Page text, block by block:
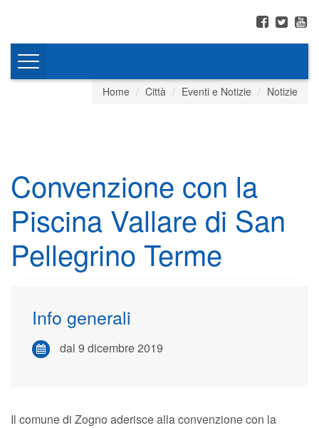
Toggle
Home
Città Eventi e Notizie Notizie
Convenzione con la
Piscina Vallare di San
Pellegrino Terme
Info generali
dal 9 dicembre 2019
Il comune di Zogno aderisce alla convenzione con la